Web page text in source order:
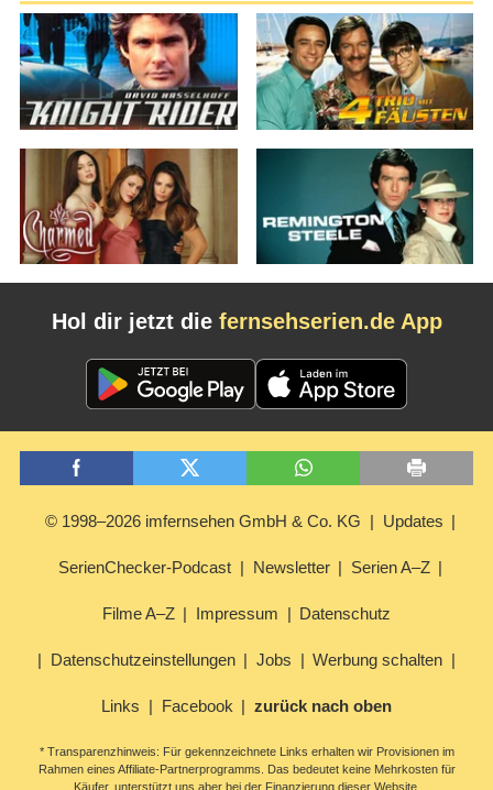
Hol dir jetzt die fernsehserien.de App
© 1998–2026 imfernsehen GmbH & Co. KG Updates
SerienChecker-Podcast Newsletter Serien A–Z
Filme A–Z Impressum Datenschutz
Datenschutzeinstellungen Jobs Werbung schalten
Links Facebook zurück nach oben
* Transparenzhinweis: Für gekennzeichnete Links erhalten wir Provisionen im
Rahmen eines Affiliate-Partnerprogramms. Das bedeutet keine Mehrkosten für
Käufer, unterstützt uns aber bei der Finanzierung dieser Website.